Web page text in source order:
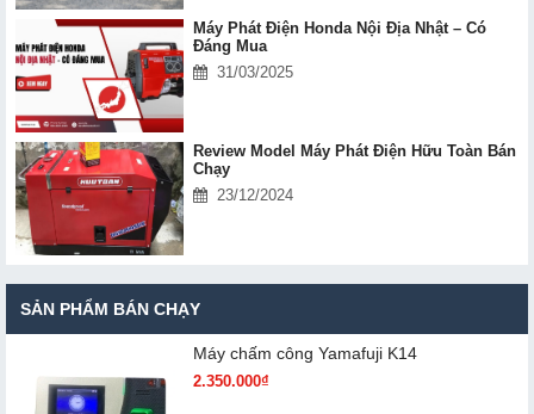
Máy Phát Điện Honda Nội Địa Nhật – Có
Đáng Mua
31/03/2025
Review Model Máy Phát Điện Hữu Toàn Bán
Chạy
23/12/2024
SẢN PHẨM BÁN CHẠY
Máy chấm cô​ng Yamafuji K14
2.350.000₫